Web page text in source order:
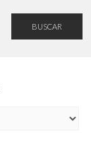
BUSCAR